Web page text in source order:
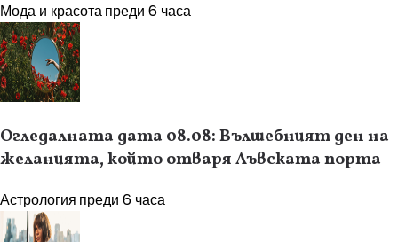
Мода и красотапреди 6 часа
Огледалната дата 08.08: Вълшебният ден на
желанията, който отваря Лъвската порта
Астрология преди 6 часа